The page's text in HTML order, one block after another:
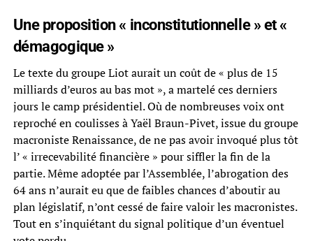
Une proposition « inconstitutionnelle » et «
démagogique »
Le texte du groupe Liot aurait un coût de « plus de 15
milliards d’euros au bas mot », a martelé ces derniers
jours le camp présidentiel. Où de nombreuses voix ont
reproché en coulisses à Yaël Braun-Pivet, issue du groupe
macroniste Renaissance, de ne pas avoir invoqué plus tôt
l’ « irrecevabilité financière » pour siffler la fin de la
partie. Même adoptée par l’Assemblée, l’abrogation des
64 ans n’aurait eu que de faibles chances d’aboutir au
plan législatif, n’ont cessé de faire valoir les macronistes.
Tout en s’inquiétant du signal politique d’un éventuel